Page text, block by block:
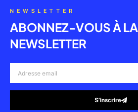
NEWSLETTER
ABONNEZ-VOUS À LA
NEWSLETTER
email
S’inscrire